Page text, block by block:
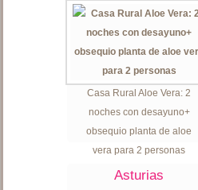
Casa Rural Aloe Vera: 2
noches con desayuno+
obsequio planta de aloe
vera para 2 personas
Asturias